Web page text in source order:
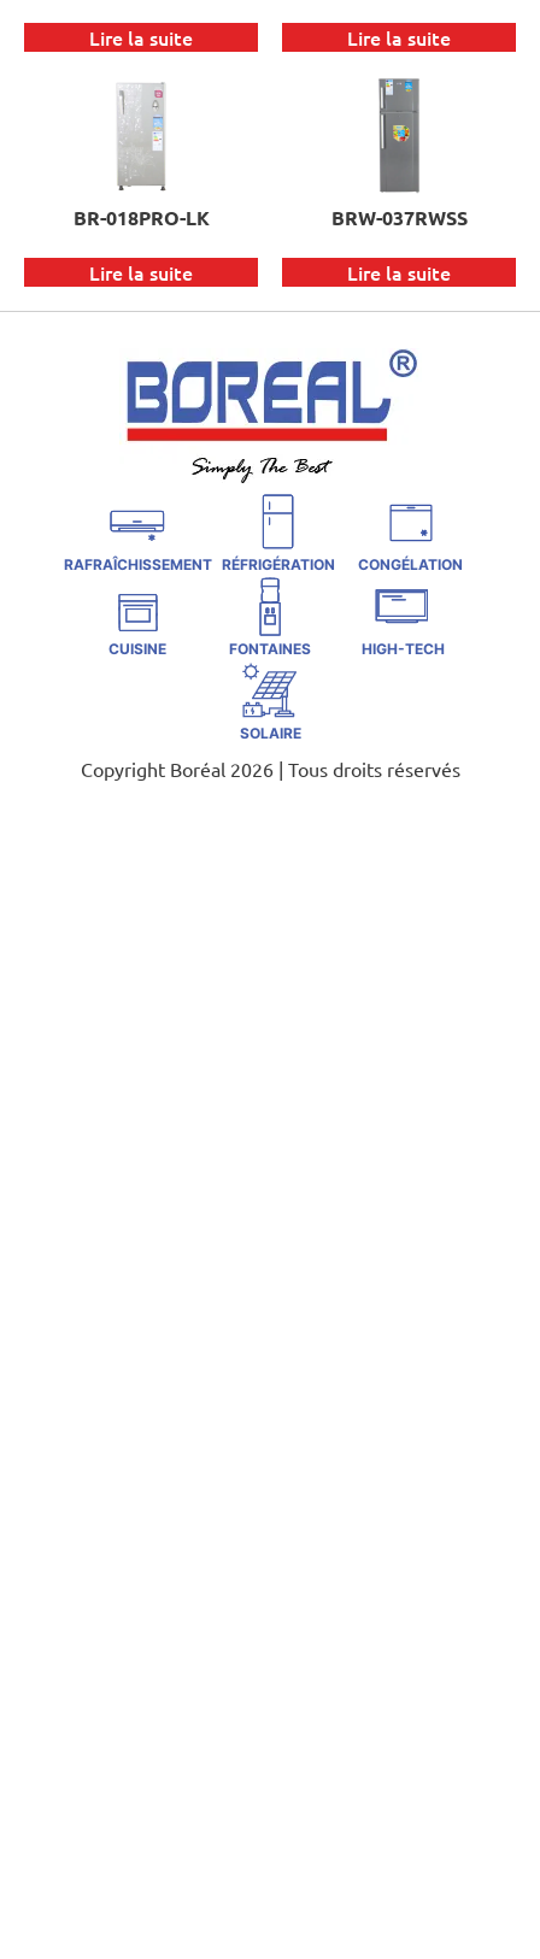
Lire la suite Lire la suite
BR-018PRO-LK
Lire la suite
BRW-037RWSS
Lire la suite
RAFRAÎCHISSEMENT RÉFRIGÉRATION CONGÉLATION
CUISINE FONTAINES HIGH-TECH
SOLAIRE
Copyright Boréal 2026 | Tous droits réservés